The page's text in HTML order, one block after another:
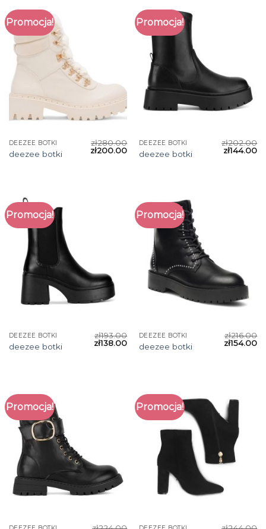
Promocja!
DEEZEE BOTKI
deezee botki
zł280.00
zł200.00
Promocja!
DEEZEE BOTKI
deezee botki
zł202.00
zł144.00
Promocja!
DEEZEE BOTKI
deezee botki
zł193.00
zł138.00
Promocja!
DEEZEE BOTKI
deezee botki
zł216.00
zł154.00
Promocja! Promocja!